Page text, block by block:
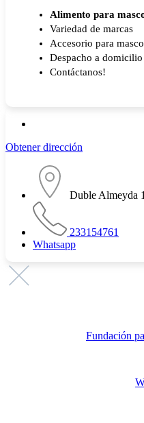
Alimento para
Variedad de marcas
Accesorio para
Despacho a domicilio
Contáctanos!
Obtener dirección
Duble Almeyda
233154761
Whatsapp
Fundación